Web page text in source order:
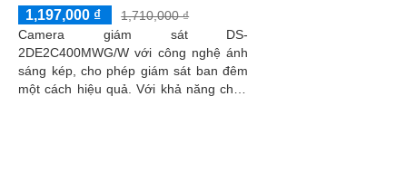
1,197,000 ₫
1,710,000 ₫
Camera giám sát DS-
2DE2C400MWG/W với công nghệ ánh
sáng kép, cho phép giám sát ban đêm
một cách hiệu quả. Với khả năng chọn